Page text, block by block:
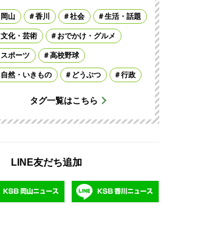
岡山 香川 社会 生活・話題
文化・芸術 おでかけ・グルメ
スポーツ 高校野球
自然・いきもの どうぶつ 行政
タグ一覧はこちら
LINE友だち追加